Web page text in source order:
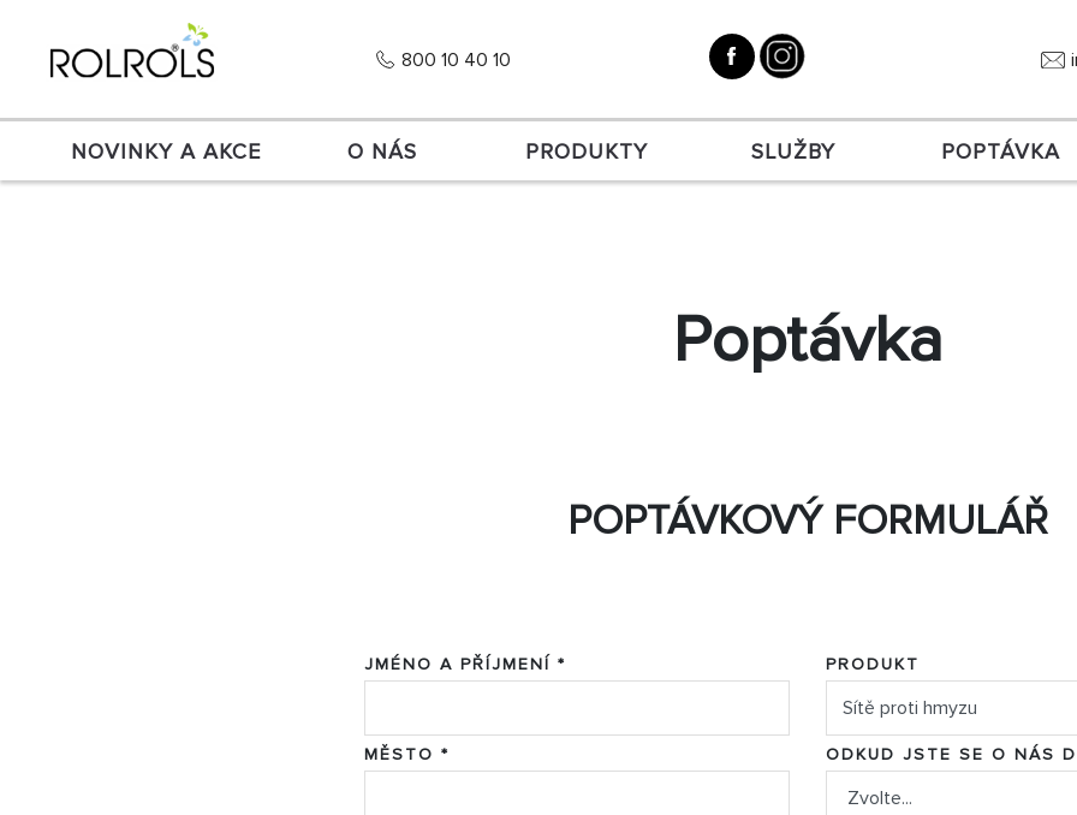
800 10 40 10
NOVINKY A AKCE O NÁS PRODUKTY SLUŽBY POPTÁVKA
Poptávka
POPTÁVKOVÝ FORMULÁŘ
JMÉNO A PŘÍJMENÍ *
MĚSTO *
PRODUKT
ODKUD JSTE SE O NÁS